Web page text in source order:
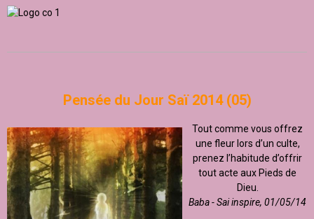
Pensée du Jour Saï 2014 (05)
Tout comme vous offrez
une fleur lors d’un culte,
prenez l’habitude d’offrir
tout acte aux Pieds de
Dieu.
Baba - Sai inspire, 01/05/14